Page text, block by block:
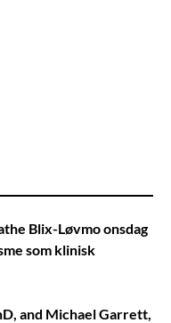
Blix-Løvmo onsdag
som klinisk
and Michael Garrett,